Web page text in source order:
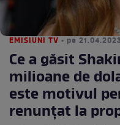
EMISIUNI TV • pe
Ce a găsit
milioane de
este motivul
renunțat la